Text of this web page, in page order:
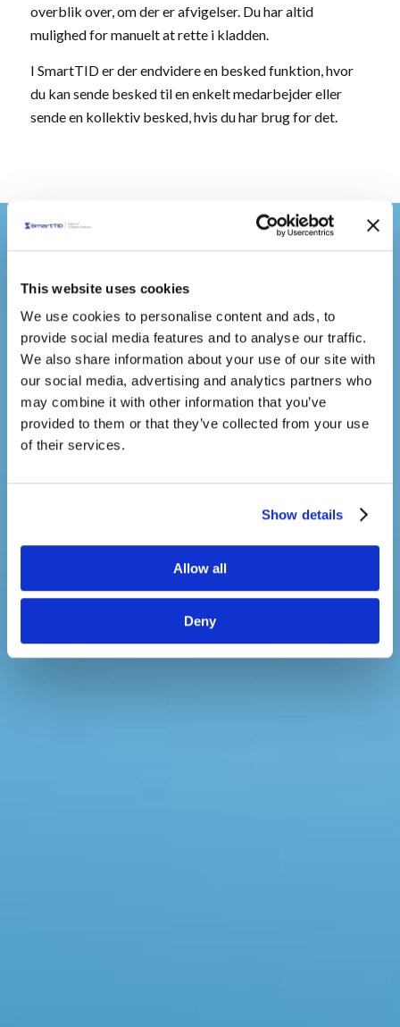
This website uses cookies
We use cookies to personalise content and ads, to
provide social media features and to analyse our traffic.
We also share information about your use of our site with
our social media, advertising and analytics partners who
may combine it with other information that you’ve
provided to them or that they’ve collected from your use
of their services.
Show details
Allow all
Deny
overblik over, om der er afvigelser. Du har altid
mulighed for manuelt at rette i kladden.
I SmartTID er der endvidere en besked funktion, hvor
du kan sende besked til en enkelt medarbejder eller
sende en kollektiv besked, hvis du har brug for det.